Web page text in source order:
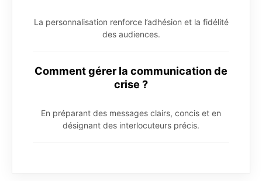
La personnalisation renforce l’adhésion et la fidélité
des audiences.
Comment gérer la communication de
crise ?
En préparant des messages clairs, concis et en
désignant des interlocuteurs précis.